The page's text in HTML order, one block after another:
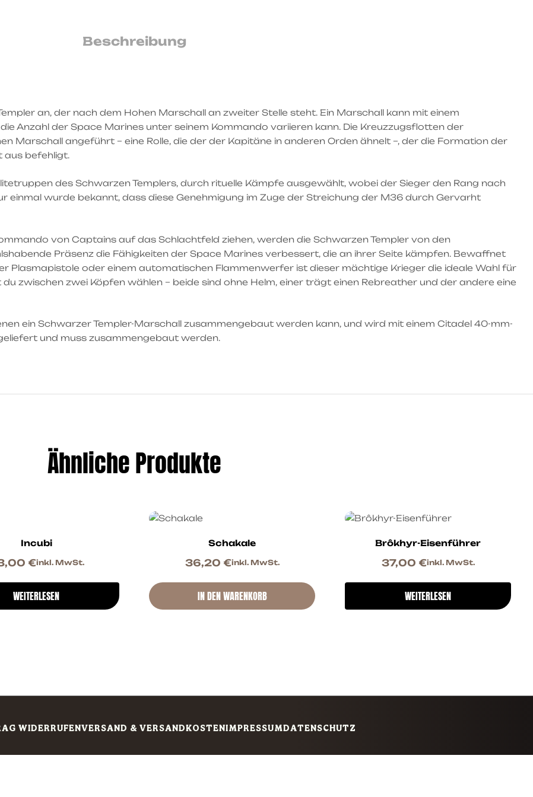
Beschreibung
an, der nach dem Hohen Marschall an zweiter Stelle steht. Ein Marschall kann mit einem
Anzahl der Space Marines unter seinem Kommando variieren kann. Die Kreuzzugsflotten der
Marschall angeführt – eine Rolle, die der der Kapitäne in anderen Orden ähnelt –, der die Formation der
aus befehligt.
des Schwarzen Templers, durch rituelle Kämpfe ausgewählt, wobei der Sieger den Rang nach
einmal wurde bekannt, dass diese Genehmigung im Zuge der Streichung der M36 durch Gervarht
von Captains auf das Schlachtfeld ziehen, werden die Schwarzen Templer von den
Präsenz die Fähigkeiten der Space Marines verbessert, die an ihrer Seite kämpfen. Bewaffnet
Plasmapistole oder einem automatischen Flammenwerfer ist dieser mächtige Krieger die ideale Wahl für
zwischen zwei Köpfen wählen – beide sind ohne Helm, einer trägt einen Rebreather und der andere eine
ein Schwarzer Templer-Marschall zusammengebaut werden kann, und wird mit einem Citadel 40-mm-
und muss zusammengebaut werden.
Ähnliche Produkte
Incubi
€inkl. MwSt.
WEITERLESEN
Schakale
36,20 €inkl. MwSt.
IN DEN WARENKORB
Brôkhyr-Eisenführer
37,00 €inkl. MwSt.
WEITERLESEN
WIDERRUFENVERSAND & VERSANDKOSTENIMPRESSUMDATENSCHUTZ